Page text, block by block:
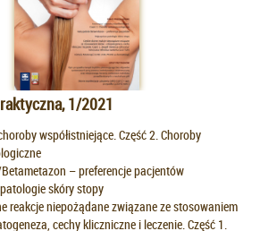
1/2021
współistniejące. Część 2. Choroby
– preferencje pacjentów
skóry stopy
reakcje niepożądane związane ze stosowaniem
cechy kliczniczne i leczenie. Część 1.